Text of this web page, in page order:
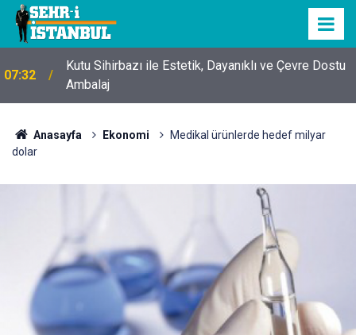
07:32
Kutu Sihirbazı ile Estetik, Dayanıklı ve Çevre Dostu
Ambalaj
Anasayfa Ekonomi
Medikal ürünlerde hedef milyar
dolar